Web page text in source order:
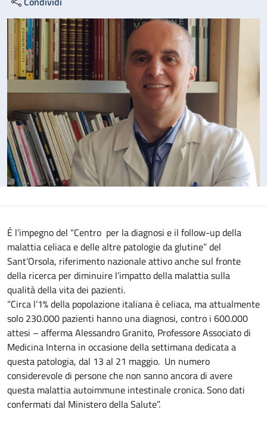
É l’impegno del “Centro per la diagnosi e il follow-up della
malattia celiaca e delle altre patologie da glutine” del
Sant’Orsola, riferimento nazionale attivo anche sul fronte
della ricerca per diminuire l’impatto della malattia sulla
qualità della vita dei pazienti.
“Circa l’1% della popolazione italiana è celiaca, ma attualmente
solo 230.000 pazienti hanno una diagnosi, contro i 600.000
attesi – afferma Alessandro Granito, Professore Associato di
Medicina Interna in occasione della settimana dedicata a
questa patologia, dal 13 al 21 maggio. Un numero
considerevole di persone che non sanno ancora di avere
questa malattia autoimmune intestinale cronica. Sono dati
confermati dal Ministero della Salute”.